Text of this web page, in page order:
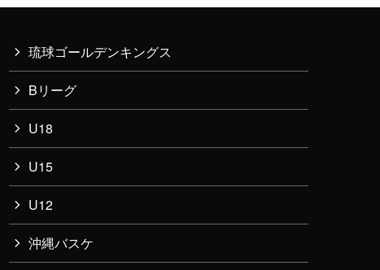
琉球ゴールデンキングス
Bリーグ
U18
U15
U12
沖縄バスケ